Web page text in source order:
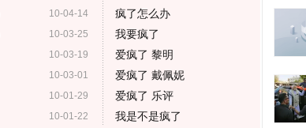
10-04-14
10-03-25
10-03-19
10-03-01
10-01-29
10-01-22
疯了怎么办
我要疯了
爱疯了 黎明
爱疯了 戴佩妮
爱疯了 乐评
我是不是疯了